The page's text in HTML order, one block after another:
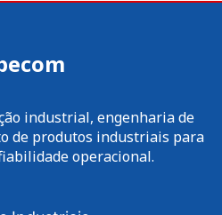
industrial, engenharia de
de produtos industriais para
operacional.